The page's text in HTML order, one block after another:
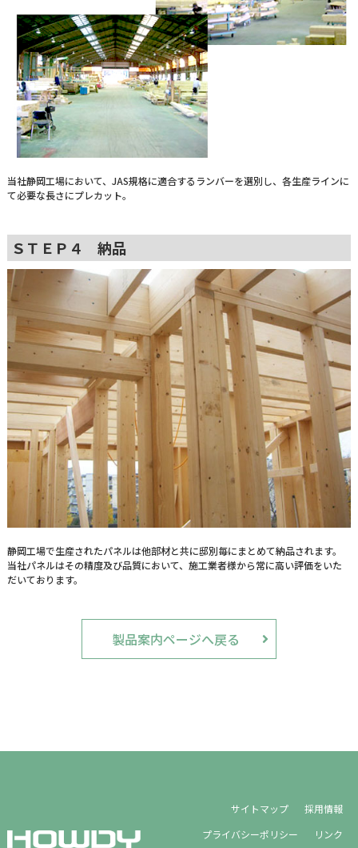
当社静岡工場において、JAS規格に適合するランバーを選別し、各生産ラインに
て必要な長さにプレカット。
ＳＴＥＰ４ 納品
静岡工場で生産されたパネルは他部材と共に邸別毎にまとめて納品されます。
当社パネルはその精度及び品質において、施工業者様から常に高い評価をいた
だいております。
製品案内ページへ戻る
プライバシーポリシー リンク
サイトマップ 採用情報